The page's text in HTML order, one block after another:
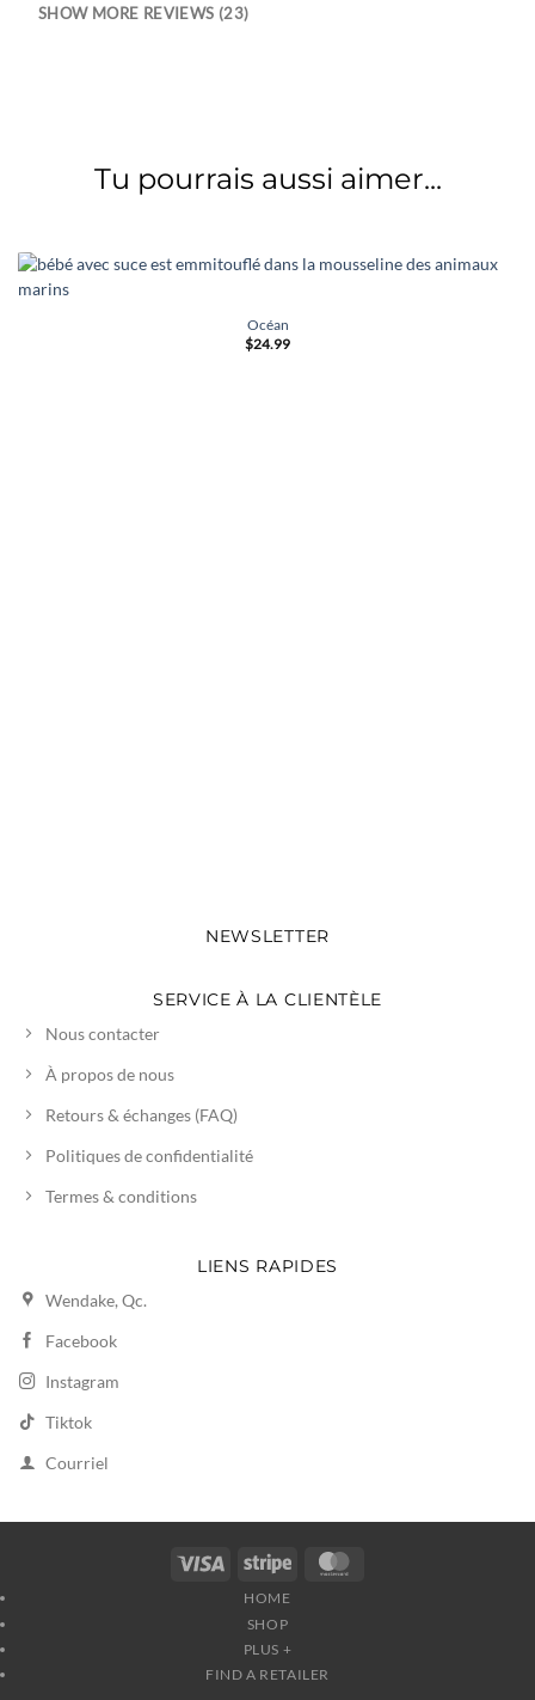
SHOW MORE REVIEWS (23)
Tu pourrais aussi aimer...
Océan
$24.99
SERVICE À LA CLIENTÈLE
Nous contacter
À propos de nous
Retours & échanges (FAQ)
Politiques de confidentialité
Termes & conditions
NEWSLETTER
LIENS RAPIDES
Wendake, Qc.
Facebook
Instagram
Tiktok
Courriel
Visa Stripe
HOME
SHOP
PLUS +
FIND A RETAILER